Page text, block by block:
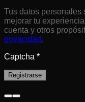
Tus datos personales
mejorar tu
cuenta y otros
privacidad.
Captcha *
Registrarse